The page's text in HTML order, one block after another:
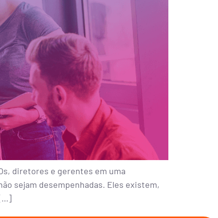
diretores e gerentes em uma
sejam desempenhadas. Eles existem,
[…]